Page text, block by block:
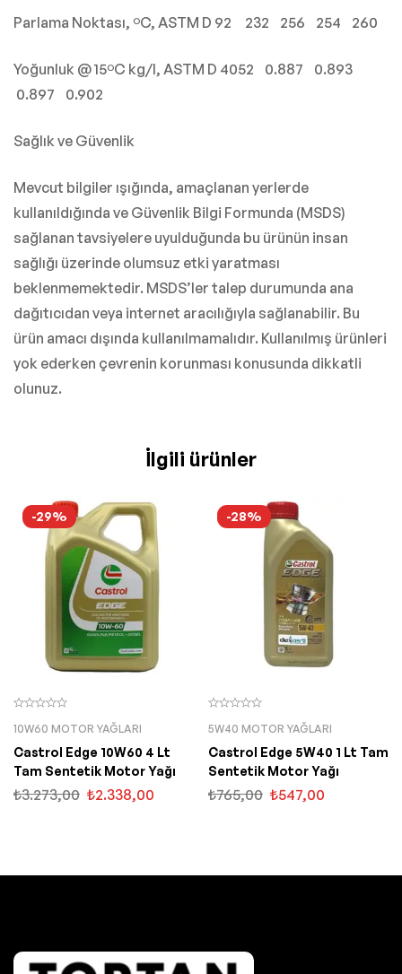
Parlama Noktası, ºC, ASTM D 92 232 256 254 260
Yoğunluk @ 15ºC kg/l, ASTM D 4052 0.887 0.893
0.897 0.902
Sağlık ve Güvenlik
Mevcut bilgiler ışığında, amaçlanan yerlerde
kullanıldığında ve Güvenlik Bilgi Formunda (MSDS)
sağlanan tavsiyelere uyulduğunda bu ürünün insan
sağlığı üzerinde olumsuz etki yaratması
beklenmemektedir. MSDS’ler talep durumunda ana
dağıtıcıdan veya internet aracılığıyla sağlanabilir. Bu
ürün amacı dışında kullanılmamalıdır. Kullanılmış ürünleri
yok ederken çevrenin korunması konusunda dikkatli
olunuz.
İlgili ürünler
-29%
10W60 MOTOR YAĞLARI
Castrol Edge 10W60 4 Lt
Tam Sentetik Motor Yağı
₺3.273,00 ₺2.338,00
-28%
5W40 MOTOR YAĞLARI
Castrol Edge 5W40 1 Lt Tam
Sentetik Motor Yağı
₺765,00 ₺547,00